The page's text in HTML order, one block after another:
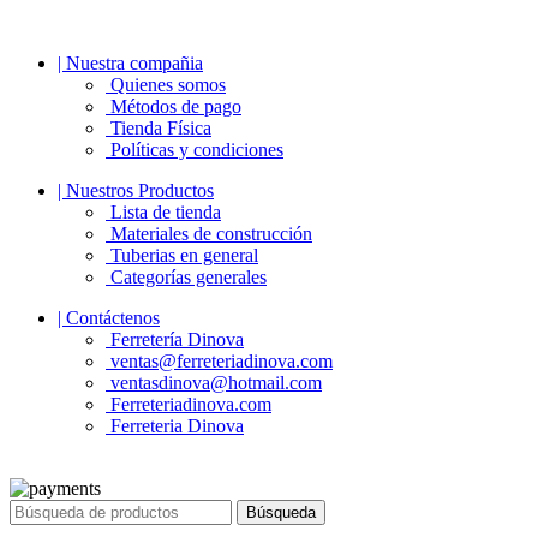
| Nuestra compañia
Quienes somos
Métodos de pago
Tienda Física
Políticas y condiciones
| Nuestros Productos
Lista de tienda
Materiales de construcción
Tuberias en general
Categorías generales
| Contáctenos
Ferretería Dinova
ventas@ferreteriadinova.com
ventasdinova@hotmail.com
Ferreteriadinova.com
Ferreteria Dinova
Búsqueda